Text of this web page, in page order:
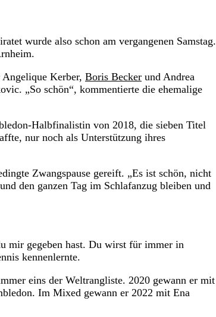
wurde also schon am vergangenen Samstag.
Angelique Kerber, Boris Becker und Andrea
„So schön“, kommentierte die ehemalige
Halbfinalistin von 2018, die sieben Titel
nur noch als Unterstützung ihres
Zwangspause gereift. „Es ist schön, nicht
den ganzen Tag im Schlafanzug bleiben und
mir gegeben hast. Du wirst für immer in
kennenlernte.
eins der Weltrangliste. 2020 gewann er mit
Im Mixed gewann er 2022 mit Ena